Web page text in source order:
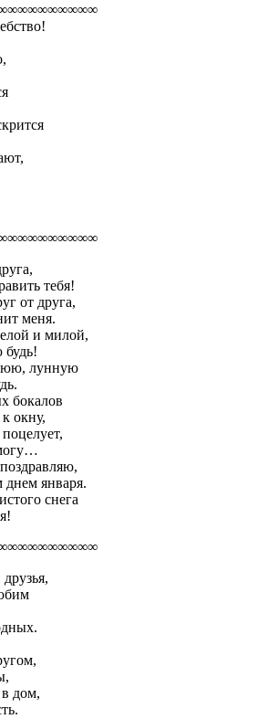
тебя!
от друга,
меня.
и милой,
будь!
лунную
бокалов
окну,
января.
снега
в дом,